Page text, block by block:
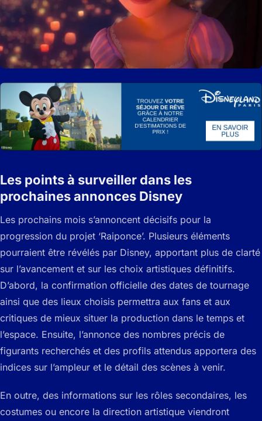
Les points à surveiller dans les
prochaines annonces Disney
Les prochains mois s’annoncent décisifs pour la
progression du projet ‘Raiponce’. Plusieurs éléments
pourraient être révélés par Disney, apportant plus de clarté
sur l’avancement et sur les choix artistiques définitifs.
D’abord, la confirmation officielle des dates de tournage
ainsi que des lieux choisis permettra aux fans et aux
critiques de mieux situer la production dans le temps et
l’espace. Ensuite, l’annonce des nombres précis de
figurants recherchés et des profils attendus apportera des
indices sur l’ampleur et le détail des scènes à venir.
En outre, des informations sur les rôles secondaires, les
costumes ou encore la direction artistique viendront